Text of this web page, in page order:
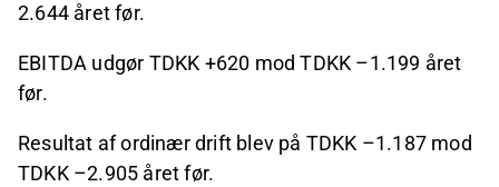
2.644 året før.
EBITDA udgør TDKK +620 mod TDKK –1.199 året
før.
Resultat af ordinær drift blev på TDKK –1.187 mod
TDKK –2.905 året før.